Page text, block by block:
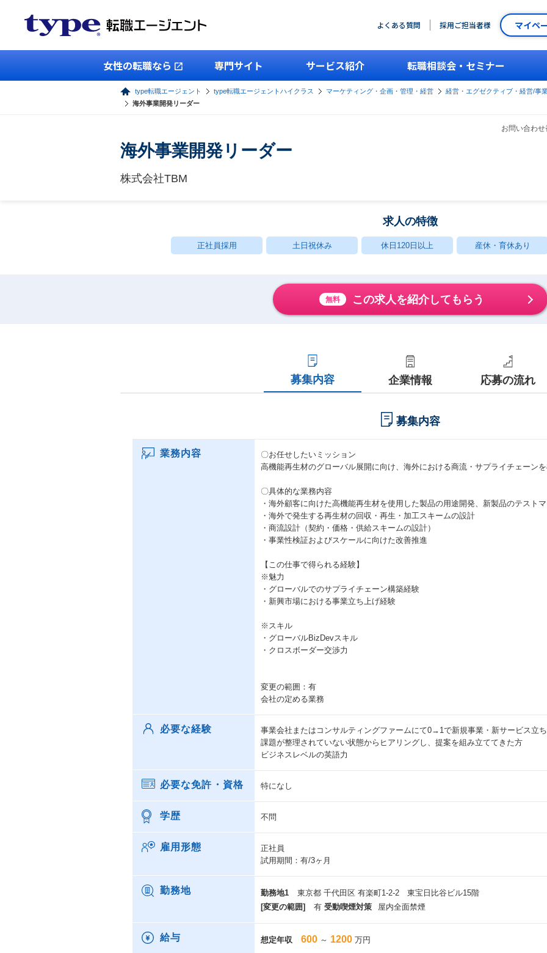
よくある質問 採用ご担当者様 マイペ
女性の転職なら 専門サイト サービス紹介 転職相談会・セミナー
type転職エージェント type転職エージェントハイクラス マーケティング・企画・管理・経営 経営・エグゼクティブ・経営/事
海外事業開発リーダー
お問い合わ
海外事業開発リーダー
株式会社TBM
求人の特徴
正社員採用 土日祝休み 休日120日以上 産休・育休あり
無料 この求人を紹介してもらう
募集内容 企業情報 応募の流れ
募集内容
業務内容
〇お任せしたいミッション
高機能再生材のグローバル展開に向け、海外における商流・サプライチェーン
〇具体的な業務内容
・海外顧客に向けた高機能再生材を使用した製品の用途開発、新製品のテスト
・海外で発生する再生材の回収・再生・加工スキームの設計
・商流設計（契約・価格・供給スキームの設計）
・事業性検証およびスケールに向けた改善推進
【この仕事で得られる経験】
※魅力
・グローバルでのサプライチェーン構築経験
・新興市場における事業立ち上げ経験
※スキル
・グローバルBizDevスキル
・クロスボーダー交渉力
変更の範囲：有
会社の定める業務
必要な経験
事業会社またはコンサルティングファームにて0→1で新規事業・新サービス立
課題が整理されていない状態からヒアリングし、提案を組み立ててきた方
ビジネスレベルの英語力
必要な免許・資格 特になし
学歴 不問
雇用形態
正社員
試用期間：有/3ヶ月
勤務地 勤務地1
東京都 千代田区 有楽町1-2-2 東宝日比谷ビル15階
[変更の範囲]
有 受動喫煙対策 屋内全面禁煙
給与 想定年収 600 ～ 1200 万円